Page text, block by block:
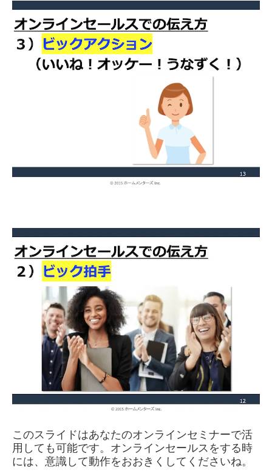
このスライドはあなたのオンラインセミナーで活
用しても可能です。オンラインセールスをする時
には、意識して動作をおおきくしてくださいね。